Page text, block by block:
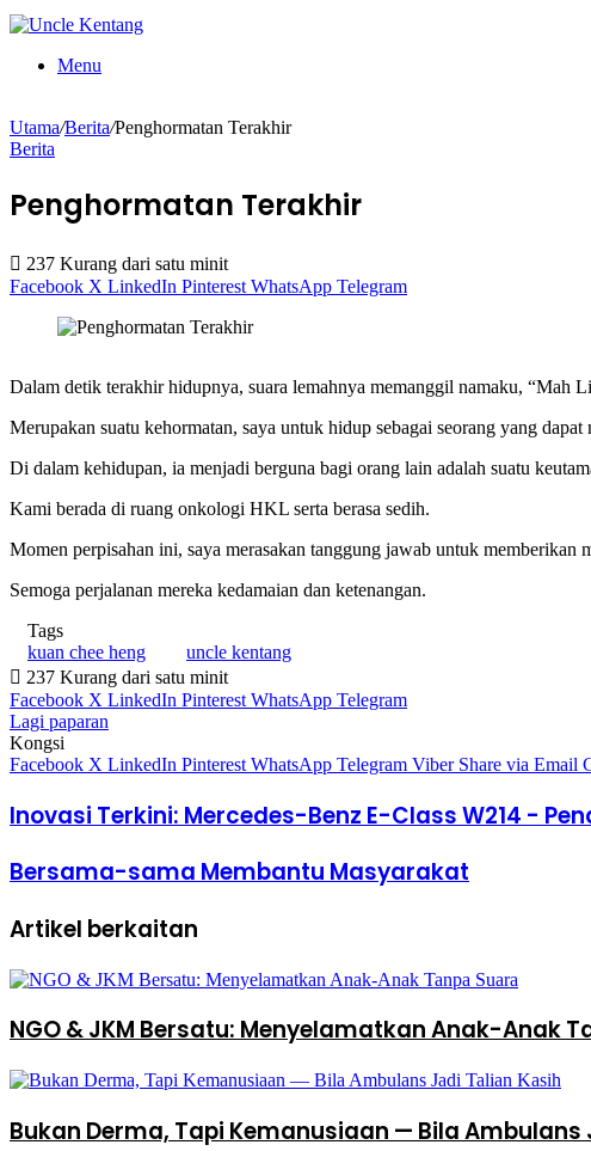
Menu
Utama/Berita/Penghormatan Terakhir
Berita
Penghormatan Terakhir
237 Kurang dari satu minit
Facebook X LinkedIn Pinterest WhatsApp Telegram
Dalam detik terakhir hidupnya, suara lemahnya memanggil namaku, “Mah
Merupakan suatu kehormatan, saya untuk hidup sebagai seorang yang
Di dalam kehidupan, ia menjadi berguna bagi orang lain adalah suatu
Kami berada di ruang onkologi HKL serta berasa sedih.
Momen perpisahan ini, saya merasakan tanggung jawab untuk memberikan
Semoga perjalanan mereka kedamaian dan ketenangan.
Tags
kuan chee heng
uncle kentang
237 Kurang dari satu minit
Facebook X LinkedIn Pinterest WhatsApp Telegram
Lagi paparan
Kongsi
Facebook X LinkedIn Pinterest WhatsApp Telegram Viber Share via Email
Inovasi Terkini: Mercedes-Benz E-Class W214 -
Bersama-sama Membantu Masyarakat
Artikel berkaitan
NGO & JKM Bersatu: Menyelamatkan Anak-Anak
Bukan Derma, Tapi Kemanusiaan — Bila Ambulans